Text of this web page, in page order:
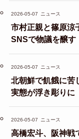
2026-05-07 ニュース
市村正親と篠原涼
SNSで物議を醸す
2026-05-07 ニュース
北朝鮮で飢餓に苦
実態が浮き彫りに
2026-05-07 ニュース
高橋宏斗、阪神戦